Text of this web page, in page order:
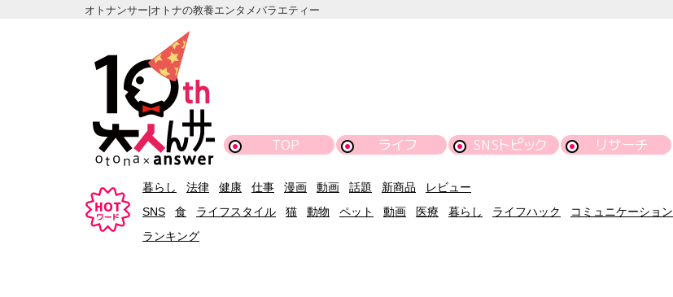
オトナンサー|オトナの教養エンタメバラエティー
TOP ライフ SNSトピック リサーチ
暮らし 法律 健康 仕事 漫画 動画 話題 新商品
レビュー
SNS
食 ライフスタイル 猫 動物 ペット 動画 医療 暮らし ライフハック コミュニケーション
ランキング